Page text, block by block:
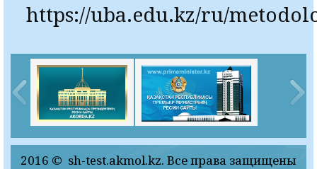
https://uba.edu.kz/ru/
2016 © sh-test.akmol.kz. Все права защищены